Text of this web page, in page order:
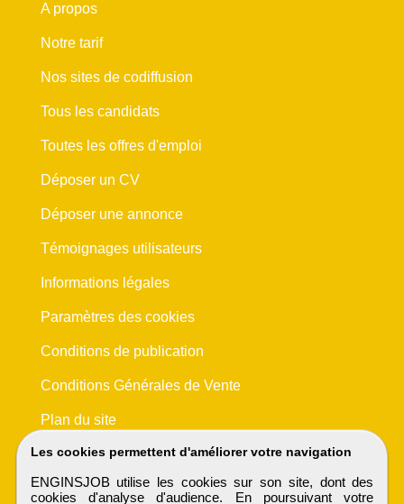
Les cookies permettent d'améliorer votre navigation
ENGINSJOB utilise les cookies sur son site, dont des
cookies d'analyse d'audience. En poursuivant votre
A propos
Notre tarif
Nos sites de codiffusion
Tous les candidats
Toutes les offres d'emploi
Déposer un CV
Déposer une annonce
Témoignages utilisateurs
Informations légales
Paramètres des cookies
Conditions de publication
Conditions Générales de Vente
Plan du site